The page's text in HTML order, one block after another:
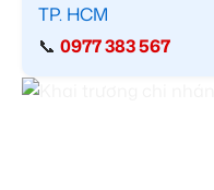
TP. HCM
📞 0977 383 567